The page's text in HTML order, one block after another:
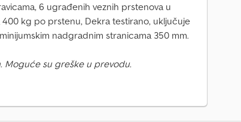
6 ugrađenih veznih prstenova u
kg po prstenu, Dekra testirano, uključuje
nadgradnim stranicama 350 mm.
Moguće su greške u prevodu.